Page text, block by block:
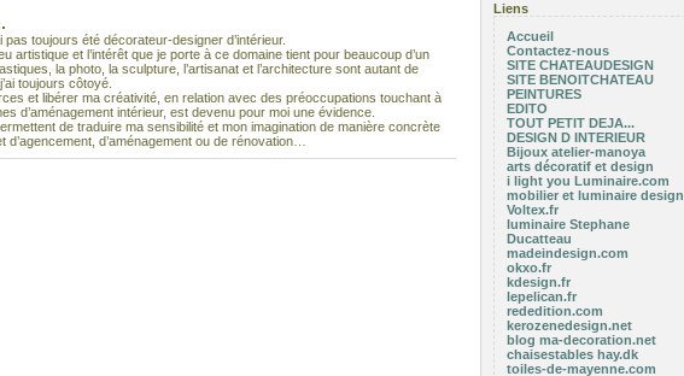
toujours été décorateur-designer d’intérieur.
artistique et l’intérêt que je porte à ce domaine tient pour beaucoup d’un
la photo, la sculpture, l’artisanat et l’architecture sont autant de
toujours côtoyé.
et libérer ma créativité, en relation avec des préoccupations touchant à
d’aménagement intérieur, est devenu pour moi une évidence.
de traduire ma sensibilité et mon imagination de manière concrète
d’agencement, d’aménagement ou de rénovation…
Liens
Accueil
Contactez-nous
SITE CHATEAUDESIGN
SITE BENOITCHATEAU
PEINTURES
EDITO
TOUT PETIT DEJA...
DESIGN D INTERIEUR
Bijoux atelier-manoya
arts décoratif et design
i light you Luminaire.com
mobilier et luminaire design
Voltex.fr
luminaire Stephane
Ducatteau
madeindesign.com
okxo.fr
kdesign.fr
lepelican.fr
rededition.com
kerozenedesign.net
blog ma-decoration.net
chaisestables hay.dk
toiles-de-mayenne.com